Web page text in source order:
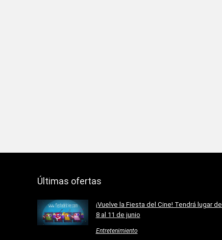
Últimas ofertas
¡Vuelve la Fiesta del Cine! Tendrá lugar del
8 al 11 de junio
Entretenimiento